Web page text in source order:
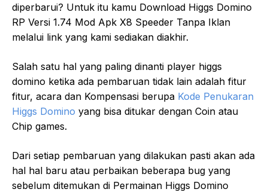
diperbarui? Untuk itu kamu Download Higgs Domino
RP Versi 1.74 Mod Apk X8 Speeder Tanpa Iklan
melalui link yang kami sediakan diakhir.
Salah satu hal yang paling dinanti player higgs
domino ketika ada pembaruan tidak lain adalah fitur
fitur, acara dan Kompensasi berupa Kode Penukaran
Higgs Domino yang bisa ditukar dengan Coin atau
Chip games.
Dari setiap pembaruan yang dilakukan pasti akan ada
hal hal baru atau perbaikan beberapa bug yang
sebelum ditemukan di Permainan Higgs Domino